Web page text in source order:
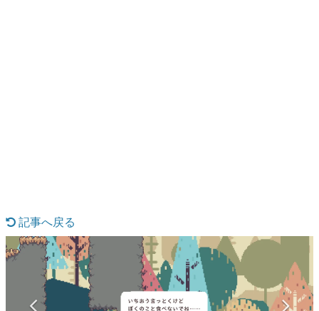
具体的な形から解き明かしていく、硬派で骨太な評論連載
です。
ゲームが変えた日本語
「経験値」「裏技」「ラスボス」… ゲームにまつわる言葉
の起源や用法の変遷を、コンピューター文化史研究家・タ
記事へ戻る